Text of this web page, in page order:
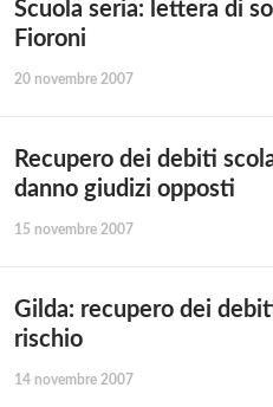
Scuola seria: lettera di
Fioroni
20 novembre 2007
Recupero dei debiti
danno giudizi opposti
15 novembre 2007
Gilda: recupero dei
rischio
14 novembre 2007